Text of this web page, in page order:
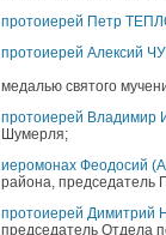
протоиерей Петр
протоиерей Алексий
медалью святого
протоиерей Владимир
Шумерля;
иеромонах Феодосий
района, председатель
протоиерей
председатель Отдела